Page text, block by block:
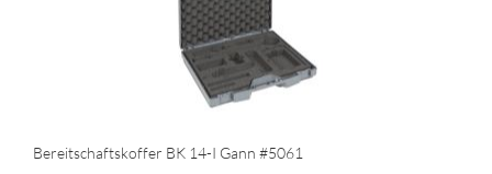
Bereitschaftskoffer BK 14-I Gann #5061